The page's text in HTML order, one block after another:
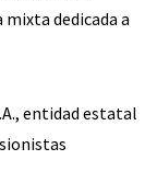
mixta dedicada a
entidad estatal